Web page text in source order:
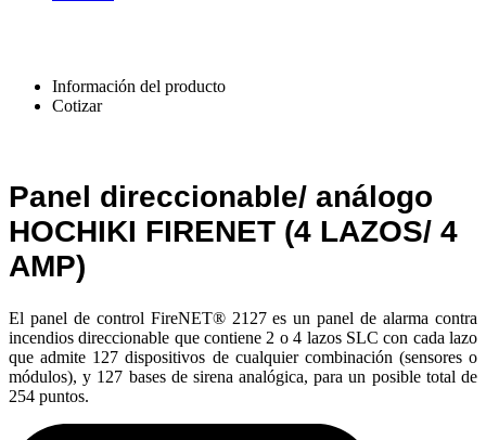
Información del producto
Cotizar
Panel direccionable/ análogo
HOCHIKI FIRENET (4 LAZOS/ 4
AMP)
El panel de control FireNET® 2127 es un panel de alarma contra
incendios direccionable que contiene 2 o 4 lazos SLC con cada lazo
que admite 127 dispositivos de cualquier combinación (sensores o
módulos), y 127 bases de sirena analógica, para un posible total de
254 puntos.